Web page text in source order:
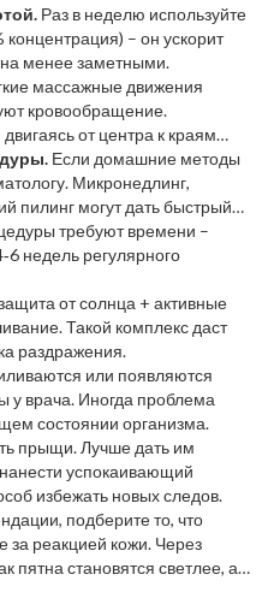
и йогурт слегка
Раз в неделю используйте
концентрация) – он ускорит
менее заметными.
массажные движения
кровообращение.
от центра к краям
Если домашние методы
Микронедлинг,
пилинг могут дать быстрый
специалиста.
требуют времени –
недель регулярного
от солнца + активные
Такой комплекс даст
раздражения.
или появляются
у врача. Иногда проблема
состоянии организма.
прыщи. Лучше дать им
успокаивающий
избежать новых следов.
подберите то, что
за реакцией кожи. Через
пятна становятся светлее, а